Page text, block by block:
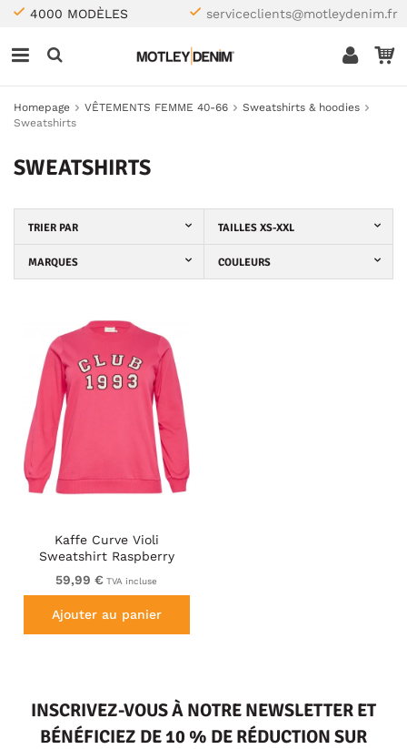
4000 MODÈLES serviceclients@motleydenim.fr
Homepage VÊTEMENTS FEMME 40-66
Sweatshirts & hoodies
Sweatshirts
SWEATSHIRTS
TRIER PAR TAILLES XS-XXL
MARQUES COULEURS
Kaffe Curve Violi
Sweatshirt Raspberry
Pink
59,99 € TVA incluse
Ajouter au panier
INSCRIVEZ-VOUS À NOTRE NEWSLETTER ET
BÉNÉFICIEZ DE 10 % DE RÉDUCTION SUR